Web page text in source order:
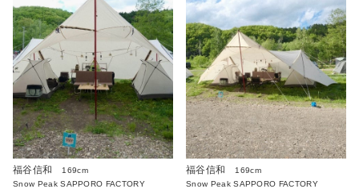
福谷信和
169cm
Snow Peak SAPPORO FACTORY
福谷信和
169cm
Snow Peak SAPPORO FACTORY